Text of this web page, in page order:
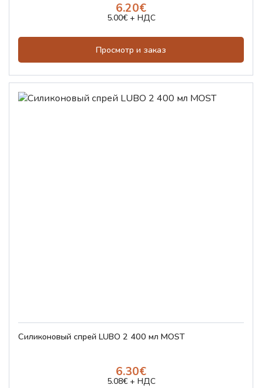
6.20€
5.00€ + НДС
Просмотр и заказ
Силиконовый спрей LUBO 2 400 мл MOST
6.30€
5.08€ + НДС